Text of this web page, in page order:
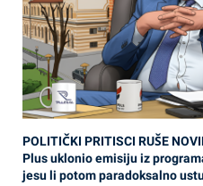
POLITIČKI PRITISCI RUŠE
Plus uklonio emisiju iz
jesu li potom paradoksalno